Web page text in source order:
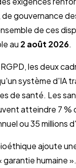
gouvernance
de ces
au 2 août 2026.
les deux
système d'IA
de santé. Les
atteindre 7 %
ou 35 millions
ajoute
garantie humaine